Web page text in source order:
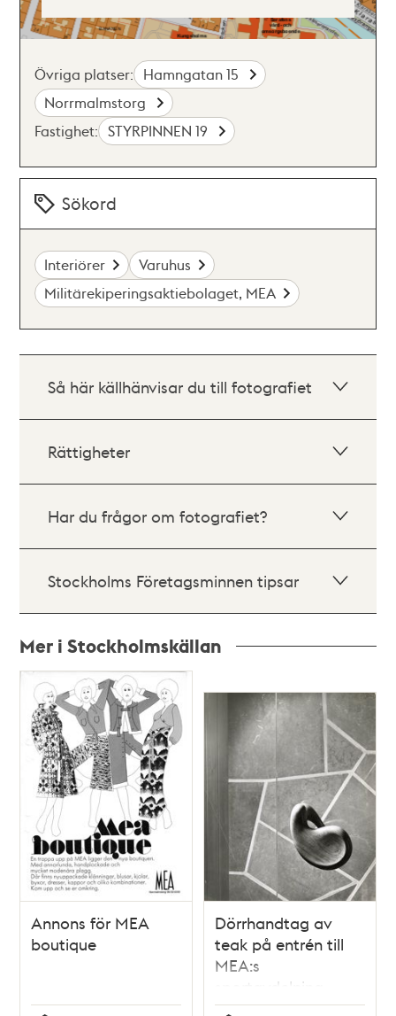
Övriga platser: Hamngatan 15
Norrmalmstorg
Fastighet: STYRPINNEN 19
Sökord
Interiörer
Varuhus
Militärekiperingsaktiebolaget, MEA
Så här källhänvisar du till fotografiet
Rättigheter
Har du frågor om fotografiet?
Stockholms Företagsminnen tipsar
Mer i Stockholmskällan
Relaterade
poster
och
teman
Annons för MEA
boutique
Dörrhandtag av
teak på entrén till
MEA:s
sportavdelning